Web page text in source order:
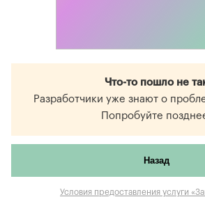
Что-то пошло не
Разработчики уже знают о
Попробуйте
Назад
Условия предоставления услуги